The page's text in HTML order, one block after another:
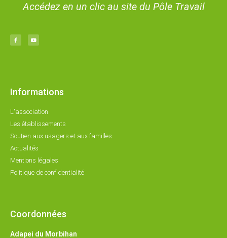
Accédez en un clic au site du Pôle Travail
Informations
L'association
Les établissements
Soutien aux usagers et aux familles
Actualités
Mentions légales
Politique de confidentialité
Coordonnées
Adapei du Morbihan